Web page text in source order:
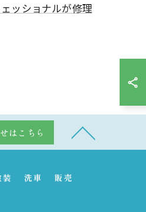
ッショナルが修理
はこちら
洗車
販売